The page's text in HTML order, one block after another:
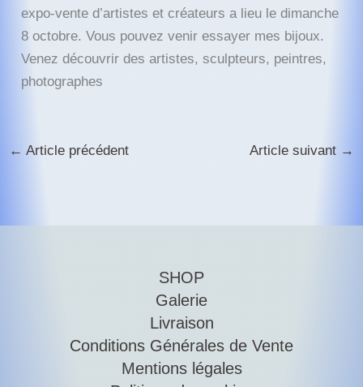
expo-vente d’artistes et créateurs a lieu le dimanche
8 octobre. Vous pouvez venir essayer mes bijoux.
Venez découvrir des artistes, sculpteurs, peintres,
photographes
← Article précédent Article suivant →
SHOP
Galerie
Livraison
Conditions Générales de Vente
Mentions légales